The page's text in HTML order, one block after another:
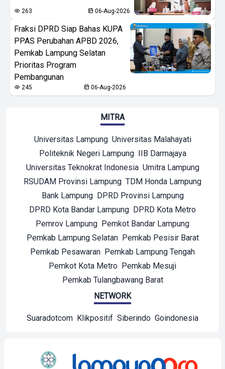
263 06-Aug-2026
Fraksi DPRD Siap Bahas KUPA
PPAS Perubahan APBD 2026,
Pemkab Lampung Selatan
Prioritas Program
Pembangunan
245 06-Aug-2026
MITRA
Universitas Lampung Universitas Malahayati
Politeknik Negeri Lampung IIB Darmajaya
Universitas Teknokrat Indonesia Umitra Lampung
RSUDAM Provinsi Lampung TDM Honda Lampung
Bank Lampung DPRD Provinsi Lampung
DPRD Kota Bandar Lampung DPRD Kota Metro
Pemrov Lampung Pemkot Bandar Lampung
Pemkab Lampung Selatan Pemkab Pesisir Barat
Pemkab Pesawaran Pemkab Lampung Tengah
Pemkot Kota Metro Pemkab Mesuji
Pemkab Tulangbawang Barat
NETWORK
Suaradotcom Klikpositif Siberindo Goindonesia